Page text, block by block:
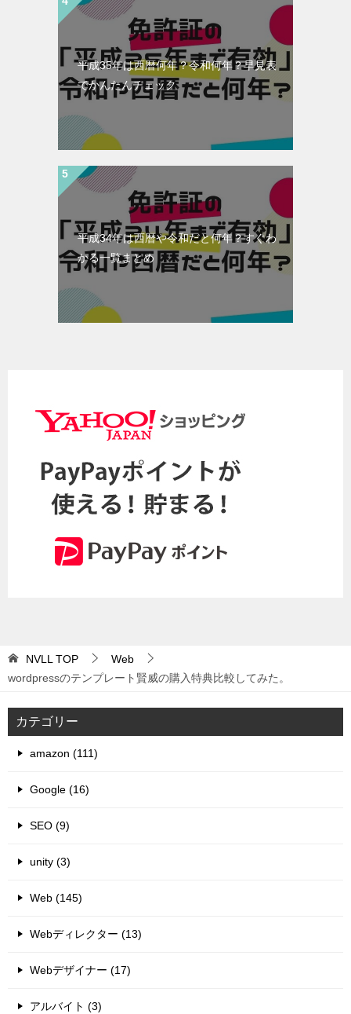
平成35年は西暦何年？令和何年？早見表
でかんたんチェック
平成34年は西暦や令和だと何年？すぐわ
かる一覧まとめ
NVLL TOP
Web
wordpressのテンプレート賢威の購入特典比較してみた。
カテゴリー
amazon (111)
Google (16)
SEO (9)
unity (3)
Web (145)
Webディレクター (13)
Webデザイナー (17)
アルバイト (3)